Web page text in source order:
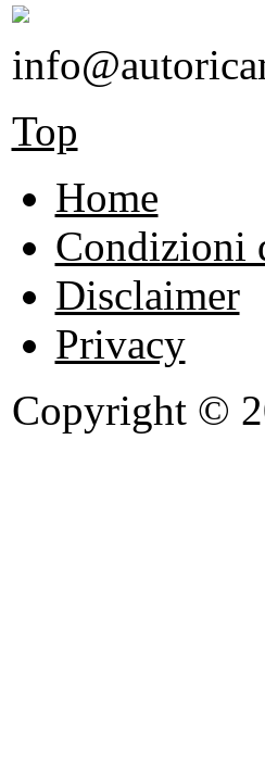
Top
Home
Condizioni
Disclaimer
Privacy
Copyright ©